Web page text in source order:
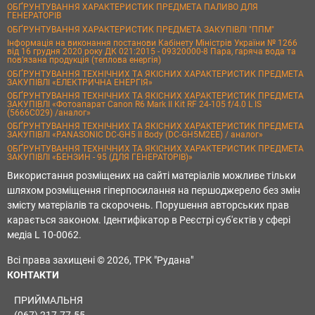
ОБҐРУНТУВАННЯ ХАРАКТЕРИСТИК ПРЕДМЕТА ПАЛИВО ДЛЯ
ГЕНЕРАТОРІВ
ОБҐРУНТУВАННЯ ХАРАКТЕРИСТИК ПРЕДМЕТА ЗАКУПІВЛІ "ППМ"
Інформація на виконання постанови Кабінету Міністрів України № 1266
від 16 грудня 2020 року ДК 021:2015 - 09320000-8 Пара, гаряча вода та
пов’язана продукція (теплова енергія)
ОБҐРУНТУВАННЯ ТЕХНІЧНИХ ТА ЯКІСНИХ ХАРАКТЕРИСТИК ПРЕДМЕТА
ЗАКУПІВЛІ «ЕЛЕКТРИЧНА ЕНЕРГІЯ»
ОБҐРУНТУВАННЯ ТЕХНІЧНИХ ТА ЯКІСНИХ ХАРАКТЕРИСТИК ПРЕДМЕТА
ЗАКУПІВЛІ «Фотоапарат Canon R6 Mark II Kit RF 24-105 f/4.0 L IS
(5666C029) /аналог»
ОБҐРУНТУВАННЯ ТЕХНІЧНИХ ТА ЯКІСНИХ ХАРАКТЕРИСТИК ПРЕДМЕТА
ЗАКУПІВЛІ «PANASONIC DC-GH5 II Body (DC-GH5M2EE) / аналог»
ОБҐРУНТУВАННЯ ТЕХНІЧНИХ ТА ЯКІСНИХ ХАРАКТЕРИСТИК ПРЕДМЕТА
ЗАКУПІВЛІ «БЕНЗИН - 95 (ДЛЯ ГЕНЕРАТОРІВ)»
Використання розміщених на сайті матеріалів можливе тільки
шляхом розміщення гіперпосилання на першоджерело без змін
змісту матеріалів та скорочень. Порушення авторських прав
карається законом. Ідентифікатор в Реєстрі суб'єктів у сфері
медіа L 10-0062.
Всі права захищені © 2026, ТРК "Рудана"
КОНТАКТИ
ПРИЙМАЛЬНЯ